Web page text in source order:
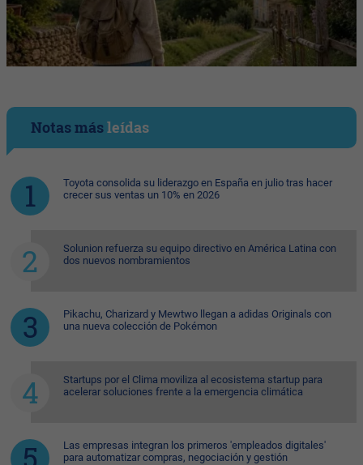
Notas másleídas
Toyota consolida su liderazgo en España en julio tras hacer
crecer sus ventas un 10% en 2026
Solunion refuerza su equipo directivo en América Latina con
dos nuevos nombramientos
Pikachu, Charizard y Mewtwo llegan a adidas Originals con
una nueva colección de Pokémon
Startups por el Clima moviliza al ecosistema startup para
acelerar soluciones frente a la emergencia climática
Las empresas integran los primeros 'empleados digitales'
para automatizar compras, negociación y gestión